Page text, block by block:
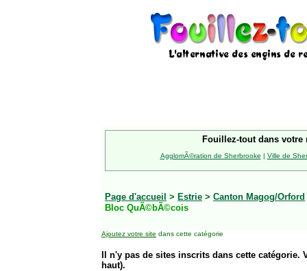
Fouillez-tout dans votre
AgglomÃ©ration de Sherbrooke | Ville de
Page d'accueil > Estrie > Canton Magog/Orford
Bloc QuÃ©bÃ©cois
Ajoutez votre site dans cette catégorie
Il n'y pas de sites inscrits dans cette
haut).